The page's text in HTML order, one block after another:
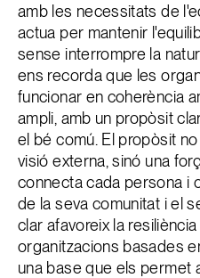
amb les necessitats de
actua per mantenir
sense interrompre la
ens recorda que les
funcionar en coherència
ampli, amb un propòsit
el bé comú. El propòsit
visió externa, sinó una
connecta cada persona i
de la seva comunitat i el
clar afavoreix la
organitzacions basades
una base que els permet